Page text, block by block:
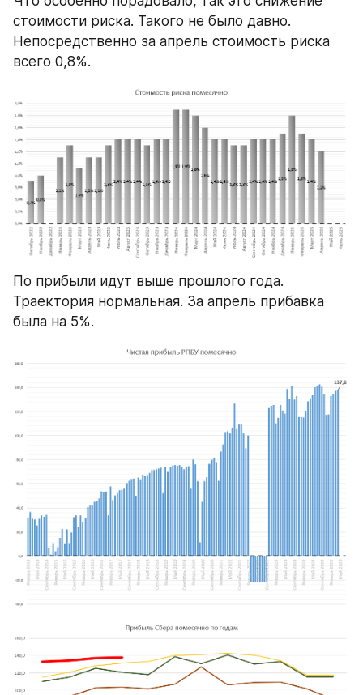
стоимости риска. Такого не было давно.
Непосредственно за апрель стоимость риска
всего 0,8%.
По прибыли идут выше прошлого года.
Траектория нормальная. За апрель прибавка
была на 5%.